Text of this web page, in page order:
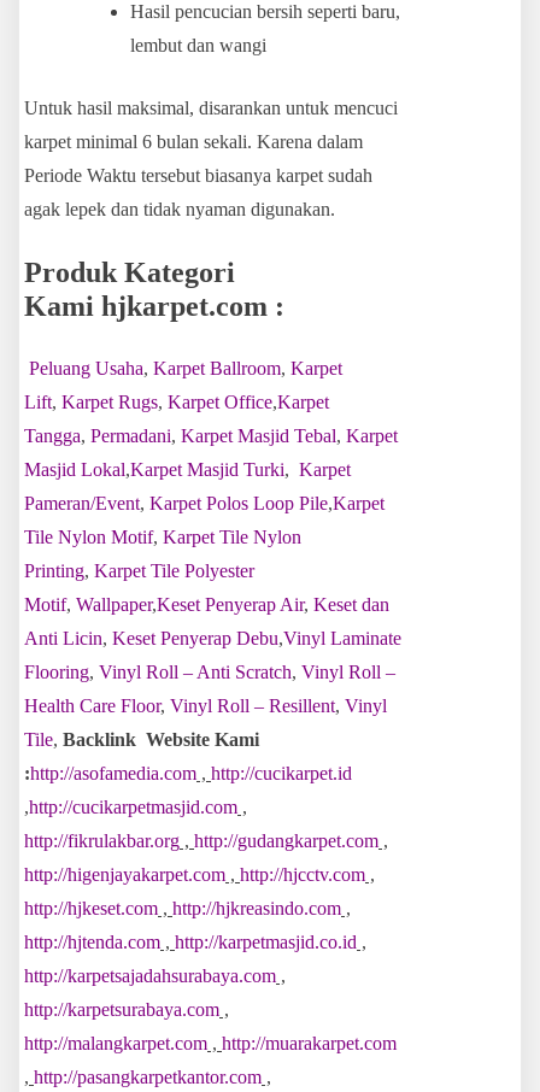
Hasil pencucian bersih seperti baru,
lembut dan wangi
Untuk hasil maksimal, disarankan untuk mencuci
karpet minimal 6 bulan sekali. Karena dalam
Periode Waktu tersebut biasanya karpet sudah
agak lepek dan tidak nyaman digunakan.
Produk Kategori
Kami hjkarpet.com :
Peluang Usaha, Karpet Ballroom, Karpet
Lift, Karpet Rugs, Karpet Office,Karpet
Tangga, Permadani, Karpet Masjid Tebal, Karpet
Masjid Lokal,Karpet Masjid Turki, Karpet
Pameran/Event, Karpet Polos Loop Pile,Karpet
Tile Nylon Motif, Karpet Tile Nylon
Printing, Karpet Tile Polyester
Motif, Wallpaper,Keset Penyerap Air, Keset dan
Anti Licin, Keset Penyerap Debu,Vinyl Laminate
Flooring, Vinyl Roll – Anti Scratch, Vinyl Roll –
Health Care Floor, Vinyl Roll – Resillent, Vinyl
Tile, Backlink Website Kami
:http://asofamedia.com , http://cucikarpet.id
,http://cucikarpetmasjid.com ,
http://fikrulakbar.org , http://gudangkarpet.com ,
http://higenjayakarpet.com , http://hjcctv.com ,
http://hjkeset.com , http://hjkreasindo.com ,
http://hjtenda.com , http://karpetmasjid.co.id ,
http://karpetsajadahsurabaya.com ,
http://karpetsurabaya.com ,
http://malangkarpet.com , http://muarakarpet.com
, http://pasangkarpetkantor.com ,